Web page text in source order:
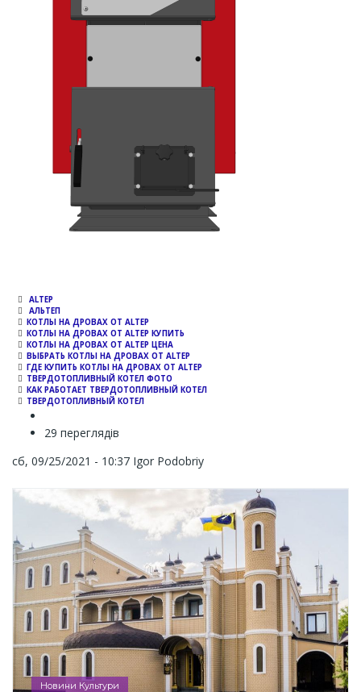
ALTEP
АЛЬТЕП
КОТЛЫ НА ДРОВАХ ОТ ALTEP
КОТЛЫ НА ДРОВАХ ОТ ALTEP КУПИТЬ
КОТЛЫ НА ДРОВАХ ОТ ALTEP ЦЕНА
ВЫБРАТЬ КОТЛЫ НА ДРОВАХ ОТ ALTEP
ГДЕ КУПИТЬ КОТЛЫ НА ДРОВАХ ОТ ALTEP
ТВЕРДОТОПЛИВНЫЙ КОТЕЛ ФОТО
КАК РАБОТАЕТ ТВЕРДОТОПЛИВНЫЙ КОТЕЛ
ТВЕРДОТОПЛИВНЫЙ КОТЕЛ
29 переглядів
сб, 09/25/2021 - 10:37 Igor Podobriy
Новини Культури